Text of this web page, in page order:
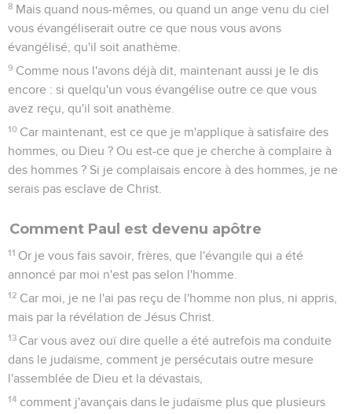
8 Mais quand nous-mêmes, ou quand un ange venu du ciel
vous évangéliserait outre ce que nous vous avons
évangélisé, qu'il soit anathème.
9 Comme nous l'avons déjà dit, maintenant aussi je le dis
encore : si quelqu'un vous évangélise outre ce que vous
avez reçu, qu'il soit anathème.
10 Car maintenant, est ce que je m'applique à satisfaire des
hommes, ou Dieu ? Ou est-ce que je cherche à complaire à
des hommes ? Si je complaisais encore à des hommes, je ne
serais pas esclave de Christ.
Comment Paul est devenu apôtre
11 Or je vous fais savoir, frères, que l'évangile qui a été
annoncé par moi n'est pas selon l'homme.
12 Car moi, je ne l'ai pas reçu de l'homme non plus, ni appris,
mais par la révélation de Jésus Christ.
13 Car vous avez ouï dire quelle a été autrefois ma conduite
dans le judaïsme, comment je persécutais outre mesure
l'assemblée de Dieu et la dévastais,
14 comment j'avançais dans le judaïsme plus que plusieurs